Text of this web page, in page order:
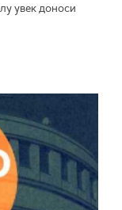
увек доноси